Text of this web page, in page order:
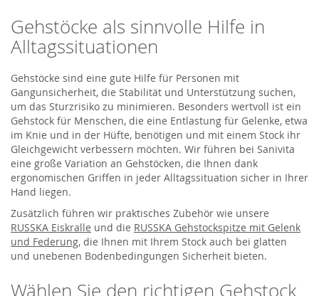
Gehstöcke als sinnvolle Hilfe in
Alltagssituationen
Gehstöcke sind eine gute Hilfe für Personen mit
Gangunsicherheit, die Stabilität und Unterstützung suchen,
um das Sturzrisiko zu minimieren. Besonders wertvoll ist ein
Gehstock für Menschen, die eine Entlastung für Gelenke, etwa
im Knie und in der Hüfte, benötigen und mit einem Stock ihr
Gleichgewicht verbessern möchten. Wir führen bei Sanivita
eine große Variation an Gehstöcken, die Ihnen dank
ergonomischen Griffen in jeder Alltagssituation sicher in Ihrer
Hand liegen.
Zusätzlich führen wir praktisches Zubehör wie unsere
RUSSKA Eiskralle und die RUSSKA Gehstockspitze mit Gelenk
und Federung, die Ihnen mit Ihrem Stock auch bei glatten
und unebenen Bodenbedingungen Sicherheit bieten.
Wählen Sie den richtigen Gehstock